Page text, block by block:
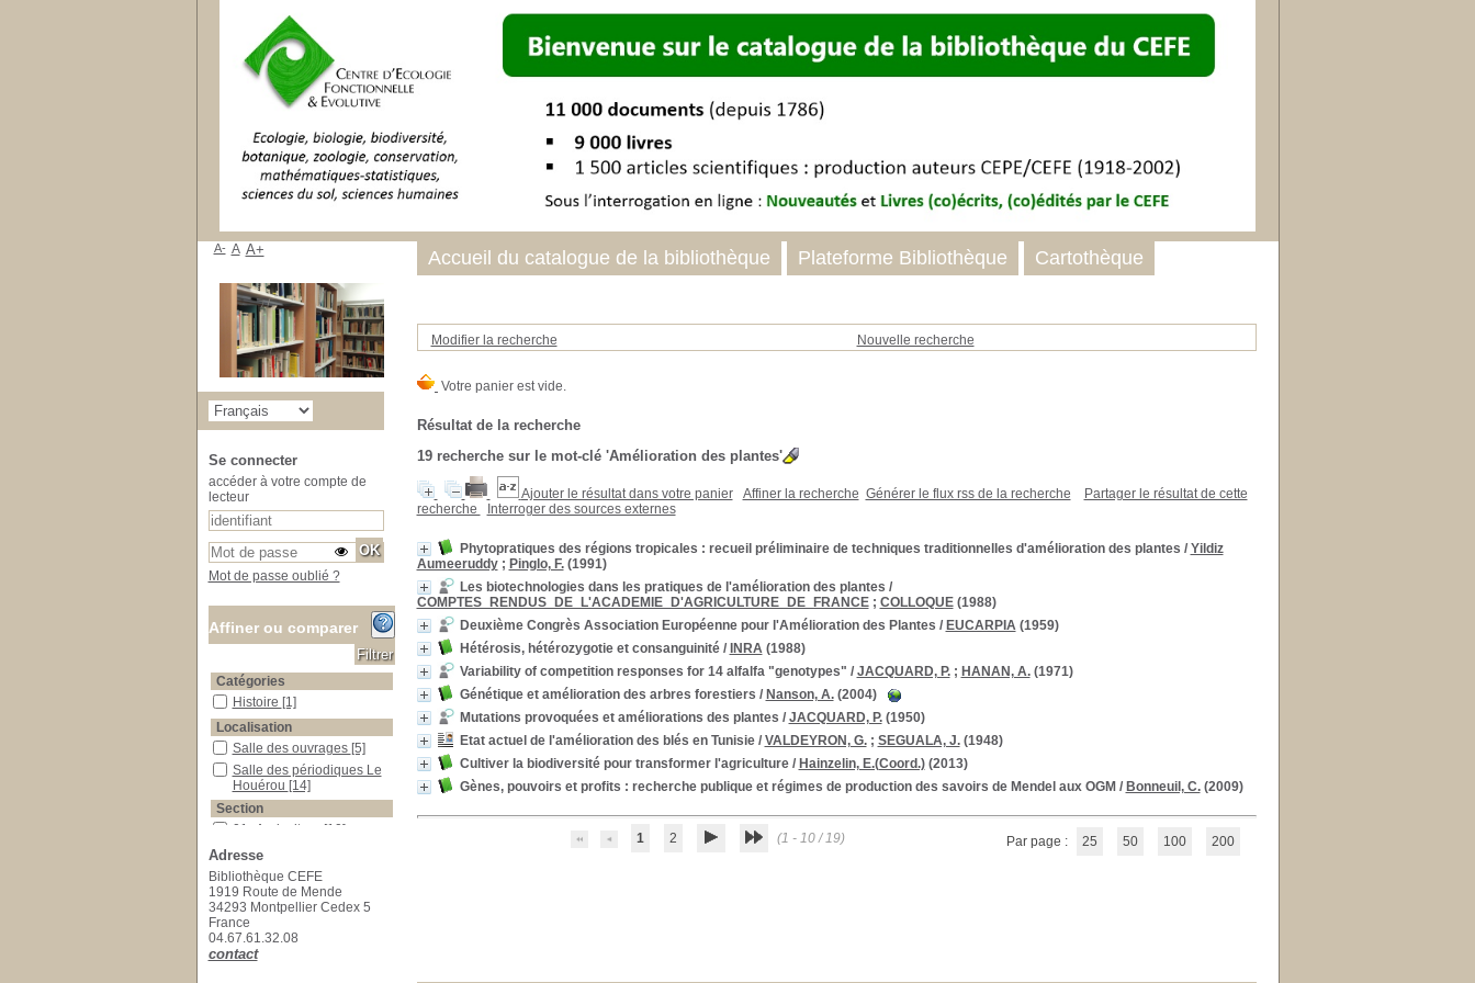
Modifier la recherche Nouvelle recherche
Résultat de la recherche
19recherche sur le mot-clé 'Amélioration des plantes'
Ajouter le résultat dans votre panier Affiner la recherche Générer le flux rss de la recherche
Partager le résultat de cette
recherche
Interroger des sources externes
Phytopratiques des régions tropicales : recueil préliminaire de techniques traditionnelles d'amélioration des plantes / Yildiz
Aumeeruddy; Pinglo, F.(1991)
Les biotechnologies dans les pratiques de l'amélioration des plantes /
COMPTES_RENDUS_DE_L'ACADEMIE_D'AGRICULTURE_DE_FRANCE; COLLOQUE(1988)
Deuxième Congrès Association Européenne pour l'Amélioration des Plantes / EUCARPIA(1959)
Hétérosis, hétérozygotie et consanguinité/ INRA(1988)
Variability of competition responses for 14 alfalfa "genotypes" / JACQUARD, P.; HANAN, A.(1971)
Génétique et amélioration des arbres forestiers / Nanson, A.(2004)
Mutations provoquées et améliorations des plantes / JACQUARD, P.(1950)
Etat actuel de l'amélioration des blés en Tunisie/ VALDEYRON, G.; SEGUALA, J.(1948)
Cultiver la biodiversité pour transformer l'agriculture/ Hainzelin, E.(Coord.)(2013)
Gènes, pouvoirs et profits : recherche publique et régimes de production des savoirs de Mendel aux OGM / Bonneuil, C.(2009)
1 2 (1 - 10 / 19) Par page : 25 50 100 200
Accueil du catalogue de la bibliothèque Plateforme Bibliothèque Cartothèque
A- A A+
Se connecter
accéder à votre compte de
lecteur
Mot de passe oublié ?
Affiner ou comparer
Catégories
HistoireHistoire [1]
Localisation
Salle des ouvrages
Salle des ouvrages [5]
Salle des périodiques Le Houérou
Salle des périodiques Le
Houérou [14]
Section
01_Agriculture
01_Agriculture [10]
09_Génétique_Evolution
09_Génétique_Evolution
13_Physiologie_végétale
13_Physiologie_végétale
[1]
17_Foresterie
17_Foresterie
23_Publications_CEFE
23_Publications_CEFE
Adresse
Bibliothèque CEFE
1919 Route de Mende
34293 Montpellier Cedex 5
France
04.67.61.32.08
contact